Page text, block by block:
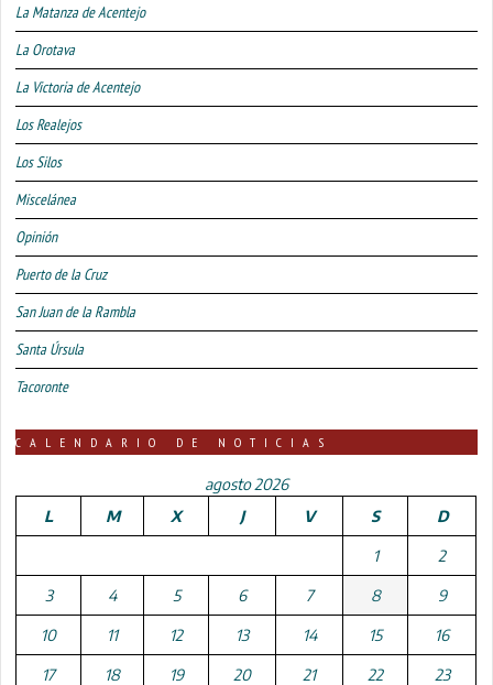
La Matanza de Acentejo
La Orotava
La Victoria de Acentejo
Los Realejos
Los Silos
Miscelánea
Opinión
Puerto de la Cruz
San Juan de la Rambla
Santa Úrsula
Tacoronte
CALENDARIO DE NOTICIAS
agosto 2026
L
M X J V S D
1 2
3 4 5 6 7 8 9
10 11 12 13 14 15 16
17 18 19 20 21 22 23